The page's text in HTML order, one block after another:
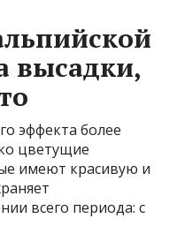
высадки,
эффекта более
цветущие
имеют красивую и
всего периода: с